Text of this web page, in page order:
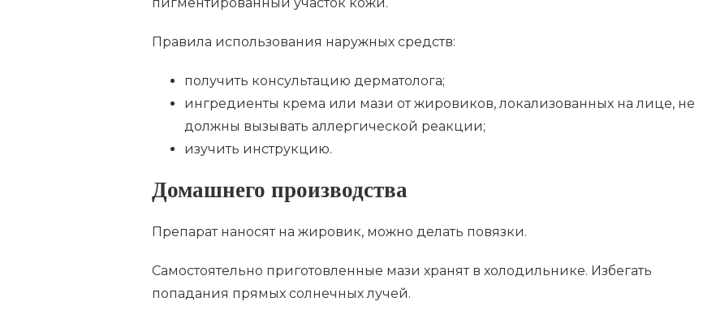
Правила использования наружных средств:
получить консультацию дерматолога;
ингредиенты крема или мази от жировиков, локализованных на лице, не
должны вызывать аллергической реакции;
изучить инструкцию.
Домашнего производства
Препарат наносят на жировик, можно делать повязки.
Самостоятельно приготовленные мази хранят в холодильнике. Избегать
попадания прямых солнечных лучей.